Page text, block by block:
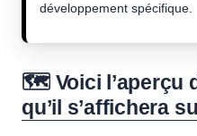
développement spécifique.
🗺️ Voici l’aperçu
qu’il s’affichera